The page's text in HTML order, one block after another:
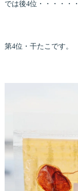
では後4位・・・・・・
第4位・干たこです。